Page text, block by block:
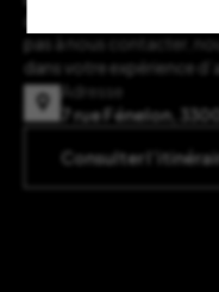
pas à nous contacter,
dans votre expérience
Adresse
7 rue Fénelon,
Consulter